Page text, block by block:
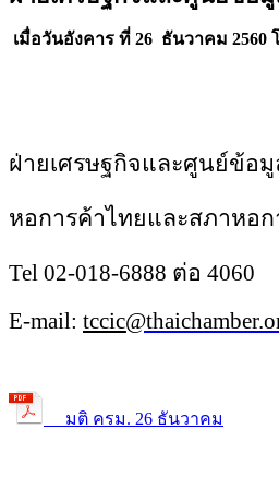
เมื่อวันอังคาร ที่ 26 ธันวาคม 2560
ฝ่ายเศรษฐกิจและศูนย์ข้อ
หอการค้าไทยและสภาหอ
Tel 02-018-6888 ต่อ 4060
E-mail: tccic
มติ ครม. 26 ธันวาคม